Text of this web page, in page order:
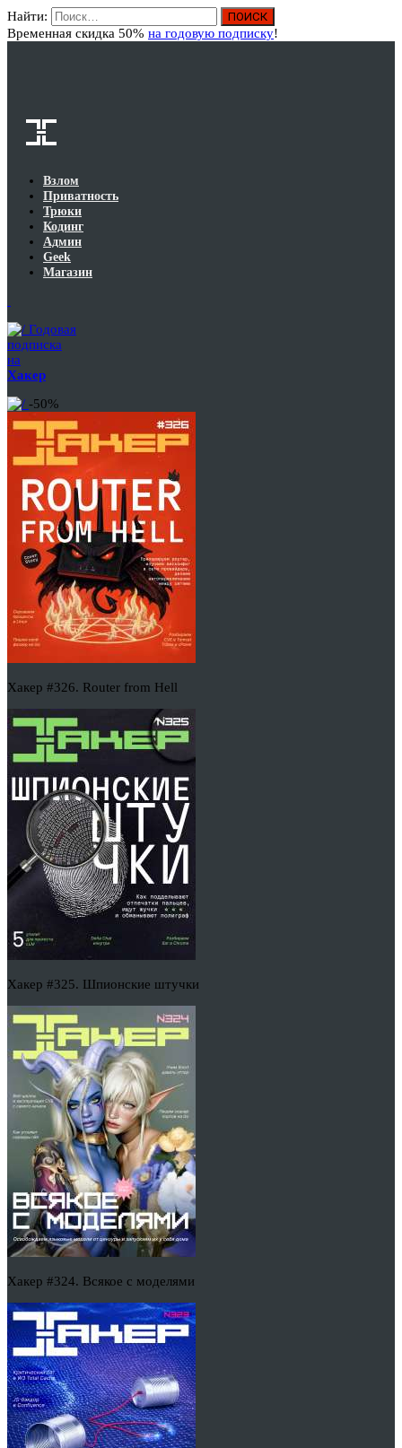
Найти:
Временная скидка 50% на годовую подписку!
Взлом
Приватность
Трюки
Кодинг
Админ
Geek
Магазин
Годовая
подписка
на
Хакер
-50%
Хакер #326. Router from Hell
Хакер #325. Шпионские штучки
Хакер #324. Всякое с моделями